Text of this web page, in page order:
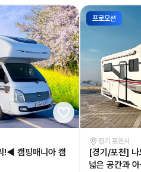
!◀ 캠핑매니아 캠
프로모션
경기 포천시
[경기/포천]
넓은 공간과